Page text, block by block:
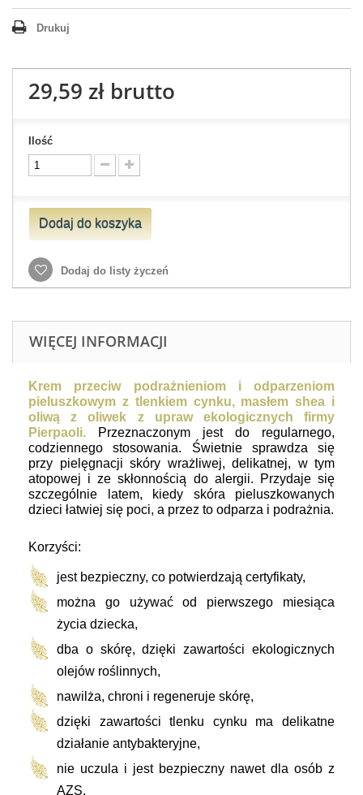
Drukuj
29,59 zł brutto
Ilość
Dodaj do koszyka
Dodaj do listy życzeń
WIĘCEJ INFORMACJI
Krem przeciw podrażnieniom i odparzeniom
pieluszkowym z tlenkiem cynku, masłem shea i
oliwą z oliwek z upraw ekologicznych firmy
Pierpaoli.
Przeznaczonym jest do regularnego,
codziennego stosowania. Świetnie sprawdza się
przy pielęgnacji skóry wrażliwej, delikatnej, w tym
atopowej i ze skłonnością do alergii. Przydaje się
szczególnie latem, kiedy skóra pieluszkowanych
dzieci łatwiej się poci, a przez to odparza i podrażnia.
Korzyści:
jest bezpieczny, co potwierdzają certyfikaty,
można go używać od pierwszego miesiąca
życia dziecka,
dba o skórę, dzięki zawartości ekologicznych
olejów roślinnych,
nawilża, chroni i regeneruje skórę,
dzięki zawartości tlenku cynku ma delikatne
działanie antybakteryjne,
nie uczula i jest bezpieczny nawet dla osób z
AZS,